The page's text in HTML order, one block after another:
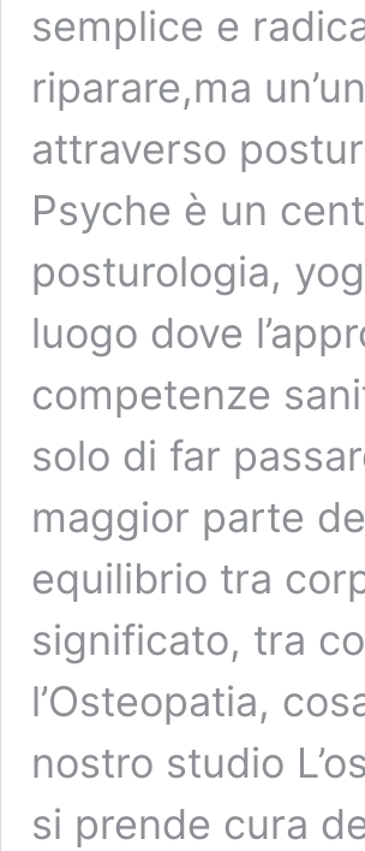
semplice e
riparare,ma
attraverso
Psyche è un
posturologia,
luogo dove
competenze
solo di far
maggior parte
equilibrio tra
significato, tra
l’Osteopatia,
nostro studio
si prende cura